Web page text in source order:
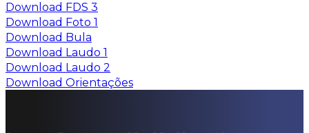
Download FDS 3
Download Foto 1
Download Bula
Download Laudo 1
Download Laudo 2
Download Orientações